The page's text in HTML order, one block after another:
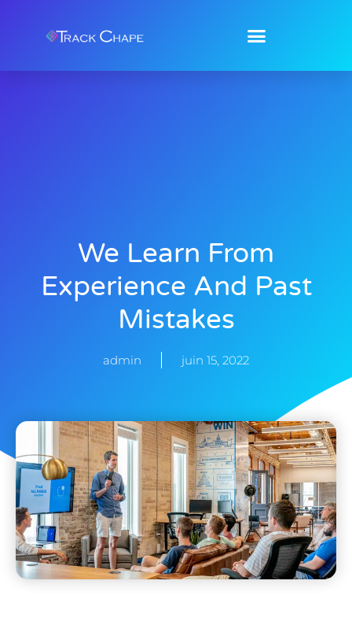
We Learn From
Experience And Past
Mistakes
admin juin 15, 2022